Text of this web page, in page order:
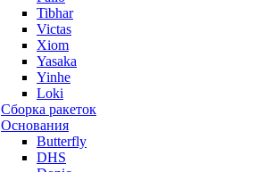
Tibhar
Victas
Xiom
Yasaka
Yinhe
Loki
Сборка ракеток
Основания
Butterfly
DHS